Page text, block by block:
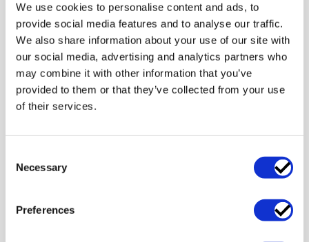
We use cookies to personalise content and ads, to
provide social media features and to analyse our traffic.
We also share information about your use of our site with
our social media, advertising and analytics partners who
may combine it with other information that you’ve
provided to them or that they’ve collected from your use
of their services.
Selection
Necessary
Preferences
Om oss